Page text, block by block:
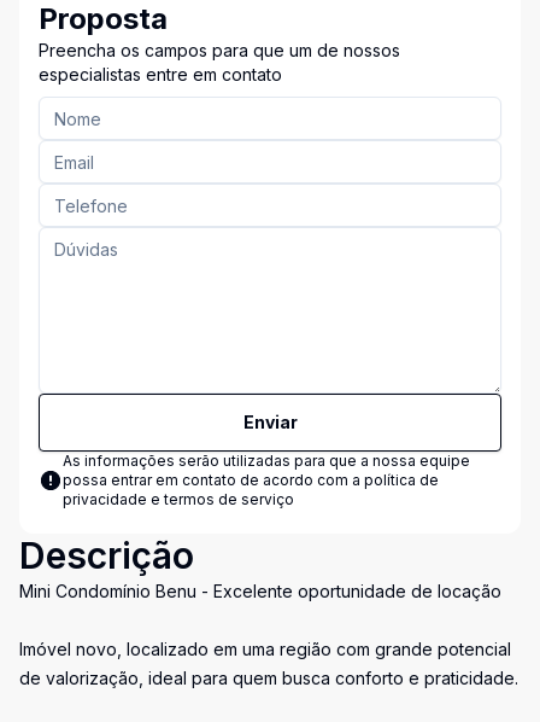
Proposta
Preencha os campos para que um de nossos
especialistas entre em contato
Enviar
As informações serão utilizadas para que a nossa equipe
possa entrar em contato de acordo com a política de
privacidade e termos de serviço
Descrição
Mini Condomínio Benu - Excelente oportunidade de locação
Imóvel novo, localizado em uma região com grande potencial
de valorização, ideal para quem busca conforto e praticidade.